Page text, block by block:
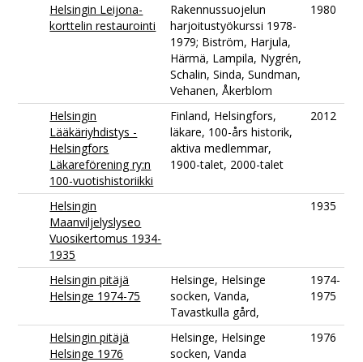
Helsingin Leijona-
korttelin restaurointi
Rakennussuojelun
harjoitustyökurssi 1978-
1979; Biström, Harjula,
Härmä, Lampila, Nygrén,
Schalin, Sinda, Sundman,
Vehanen, Åkerblom
1980
Helsingin
Lääkäriyhdistys -
Helsingfors
Läkareförening ry:n
100-vuotishistoriikki
Finland, Helsingfors,
läkare, 100-års historik,
aktiva medlemmar,
1900-talet, 2000-talet
2012
Helsingin
Maanviljelyslyseo
Vuosikertomus 1934-
1935
1935
Helsingin pitäjä
Helsinge 1974-75
Helsinge, Helsinge
socken, Vanda,
Tavastkulla gård,
1974-
1975
Helsingin pitäjä
Helsinge 1976
Helsinge, Helsinge
socken, Vanda
1976